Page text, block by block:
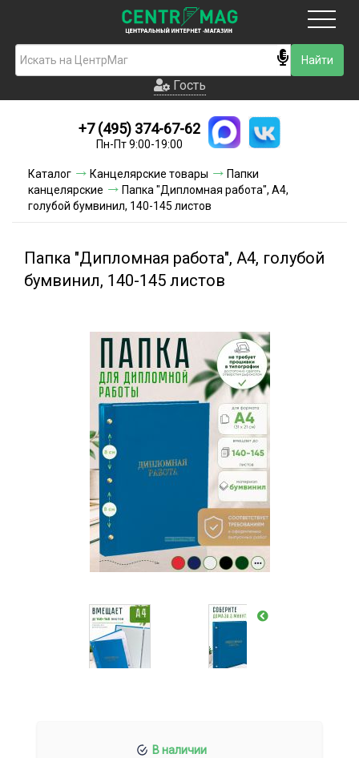
Гость
Новинки
Условия доставки
Условия оплаты
Акции и скидки
Гость
+7 (495) 374-67-62
Пн-Пт 9:00-19:00
Каталог Канцелярские товары
Папки
канцелярские
Папка "Дипломная работа", А4,
голубой бумвинил, 140-145 листов
Папка "Дипломная работа", А4, голубой
бумвинил, 140-145 листов
В наличии